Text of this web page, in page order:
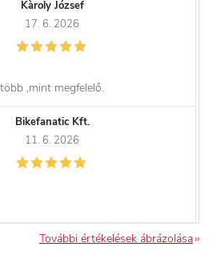
Kàroly József
17. 6. 2026
,mint megfelelő.
Bikefanatic Kft.
11. 6. 2026
További értékelések ábrázolása